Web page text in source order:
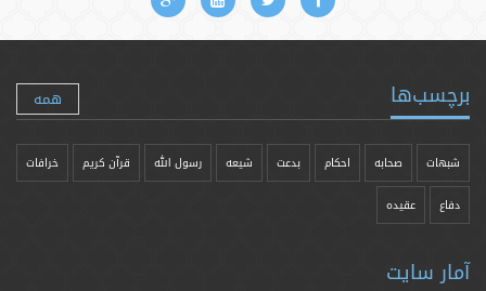
برچسب‌ها همه
شبهات صحابه احکام بدعت شیعه رسول الله قرآن کریم خرافات
دفاع عقیده
آمار سایت